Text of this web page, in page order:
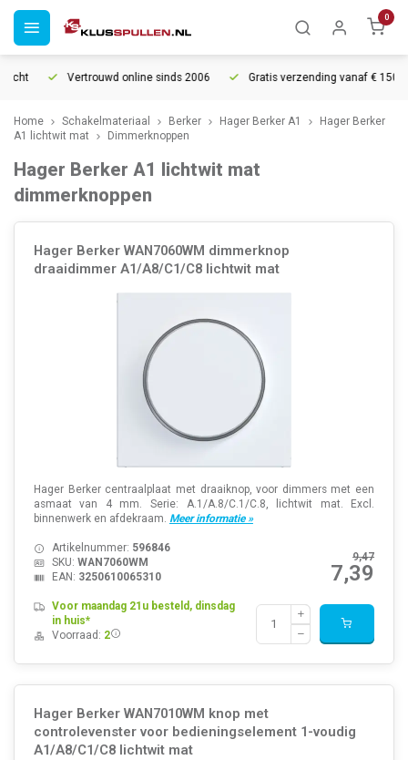
0
Vertrouwd online sinds 2006 Gratis verzending vanaf € 150
Home Schakelmateriaal Berker Hager Berker A1
Hager Berker
A1 lichtwit mat
Dimmerknoppen
Hager Berker A1 lichtwit mat
dimmerknoppen
Hager Berker WAN7060WM dimmerknop
draaidimmer A1/A8/C1/C8 lichtwit mat
Hager Berker centraalplaat met draaiknop, voor dimmers met een
asmaat van 4 mm. Serie: A.1/A.8/C.1/C.8, lichtwit mat. Excl.
binnenwerk en afdekraam. Meer informatie »
9,47
7,39
Artikelnummer: 596846
SKU: WAN7060WM
EAN: 3250610065310
Voor maandag 21u besteld, dinsdag
in huis*
Voorraad: 2
Hager Berker WAN7010WM knop met
controlevenster voor bedieningselement 1-voudig
A1/A8/C1/C8 lichtwit mat